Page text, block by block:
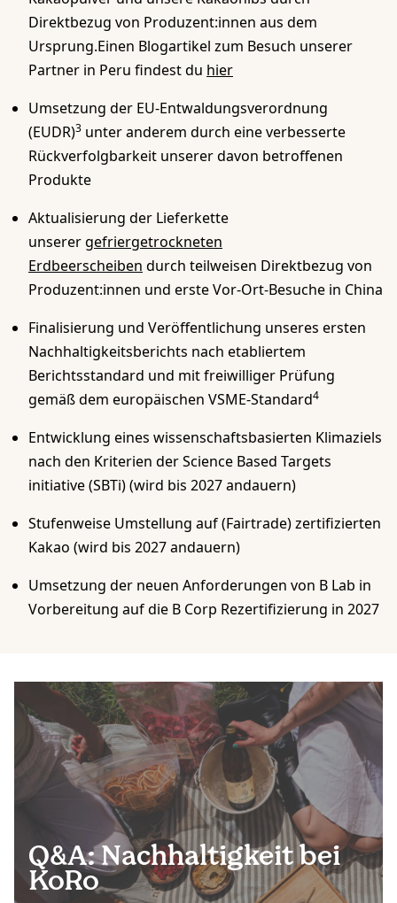
Direktbezug von Produzent:innen aus dem
Ursprung.Einen Blogartikel zum Besuch unserer
Partner in Peru findest du hier
Umsetzung der EU-Entwaldungsverordnung
(EUDR)3 unter anderem durch eine verbesserte
Rückverfolgbarkeit unserer davon betroffenen
Produkte
Aktualisierung der Lieferkette
unserergefriergetrockneten
Erdbeerscheiben durch teilweisen Direktbezug von
Produzent:innen und erste Vor-Ort-Besuche in China
Finalisierung und Veröffentlichung unseres ersten
Nachhaltigkeitsberichts nach etabliertem
Berichtsstandard und mit freiwilliger Prüfung
gemäß dem europäischen VSME-Standard4
Entwicklung eines wissenschaftsbasierten Klimaziels
nach den Kriterien der Science Based Targets
initiative (SBTi) (wird bis 2027 andauern)
Stufenweise Umstellung auf (Fairtrade) zertifizierten
Kakao (wird bis 2027 andauern)
Umsetzung der neuen Anforderungen von B Lab in
Vorbereitung auf die B Corp Rezertifizierung in 2027
Q&A: Nachhaltigkeit bei
KoRo